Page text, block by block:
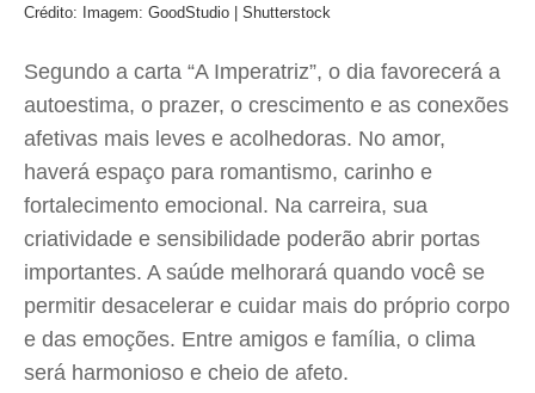
Crédito: Imagem: GoodStudio | Shutterstock
Segundo a carta “A Imperatriz”, o dia favorecerá a
autoestima, o prazer, o crescimento e as conexões
afetivas mais leves e acolhedoras. No amor,
haverá espaço para romantismo, carinho e
fortalecimento emocional. Na carreira, sua
criatividade e sensibilidade poderão abrir portas
importantes. A saúde melhorará quando você se
permitir desacelerar e cuidar mais do próprio corpo
e das emoções. Entre amigos e família, o clima
será harmonioso e cheio de afeto.